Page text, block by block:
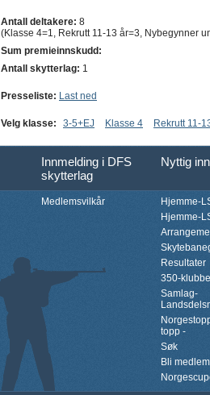
Antall deltakere: 8
(Klasse 4=1, Rekrutt 11-13 år=3, Nybegynner
Sum premieinnskudd:
Antall skytterlag: 1
Presseliste: Last ned
Velg klasse: 3-5+EJ Klasse 4 Rekrutt 11-
Innmelding i DFS
skytterlag
Nyttig
Medlemsvilkår
Hjemme-
Hjemme-
Resultater
350-
Samlag-
topp -
Søk
Bli